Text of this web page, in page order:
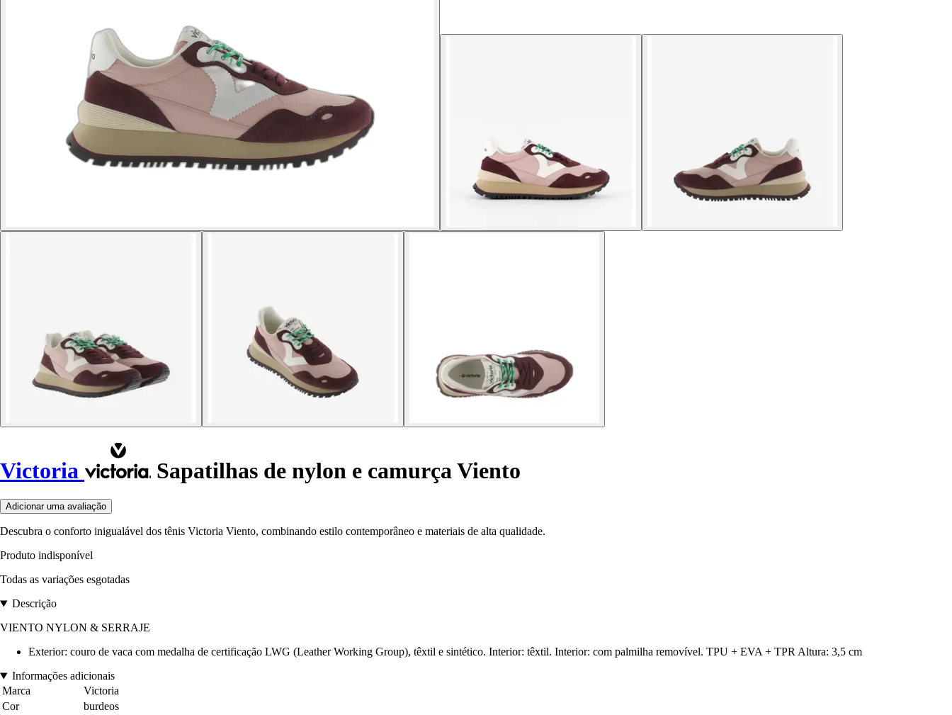
Victoria Sapatilhas de nylon e camurça Viento
Adicionar uma avaliação
Descubra o conforto inigualável dos tênis Victoria Viento, combinando estilo contemporâneo e materiais de alta qualidade.
Produto indisponível
Todas as variações esgotadas
Descrição
VIENTO NYLON & SERRAJE
Exterior: couro de vaca com medalha de certificação LWG (Leather Working Group), têxtil e sintético. Interior: têxtil. Interior: com palmilha removível. TPU + EVA + TPR Altura: 3,5 cm
Informações adicionais
Marca
Victoria
Cor
burdeos